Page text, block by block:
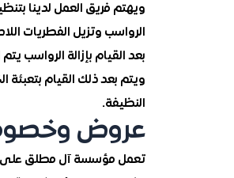
ويهتم فريق العمل لدينا
الرواسب وتزيل الفطريات
بعد القيام بإزالة الرواسب
ويتم بعد ذلك القيام بتعبئة
النظيفة.
عروض
تعمل مؤسسة آل مطلق على